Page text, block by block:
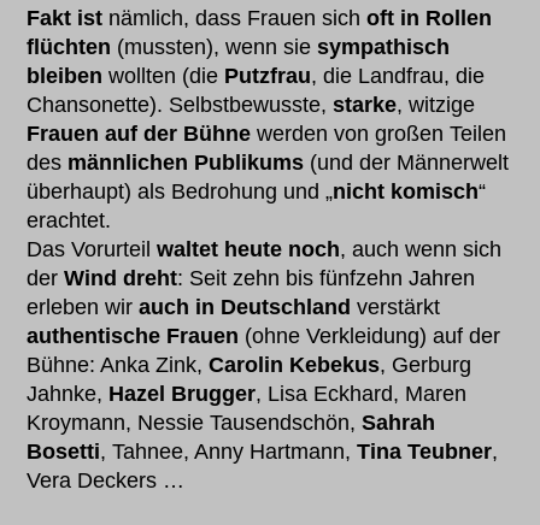
Fakt ist nämlich, dass Frauen sichoft in Rollen
flüchten (mussten), wenn siesympathisch
bleibenwollten (die Putzfrau, die Landfrau, die
Chansonette). Selbstbewusste,starke, witzige
Frauen auf der Bühne werden von großen Teilen
des männlichen Publikums (und der Männerwelt
überhaupt) als Bedrohung und „nicht komisch“
erachtet.
Das Vorurteilwaltet heute noch, auch wenn sich
derWind dreht: Seit zehn bis fünfzehn Jahren
erleben wirauch in Deutschland verstärkt
authentische Frauen (ohne Verkleidung) auf der
Bühne: Anka Zink,Carolin Kebekus, Gerburg
Jahnke, Hazel Brugger, Lisa Eckhard, Maren
Kroymann, Nessie Tausendschön,Sahrah
Bosetti, Tahnee, Anny Hartmann,Tina Teubner,
Vera Deckers …